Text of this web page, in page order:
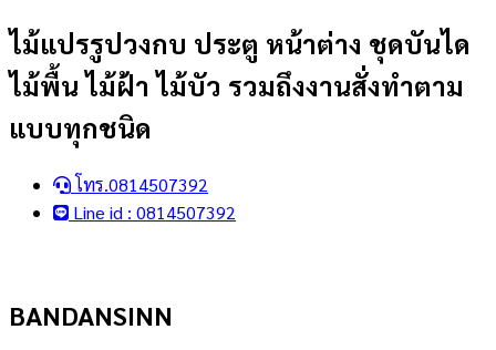
Skip
content
ไม้แปรรูปวงกบ ประตู หน้าต่าง ชุดบันได
ไม้พื้น ไม้ฝ้า ไม้บัว รวมถึงงานสั่งทำตาม
แบบทุกชนิด
โทร.0814507392
Line id : 0814507392
BANDANSINN